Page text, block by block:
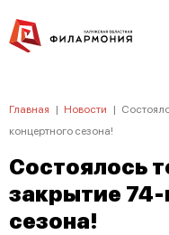
Главная | Новости |
концертного сезона!
Состоялось
закрытие 74-
сезона!